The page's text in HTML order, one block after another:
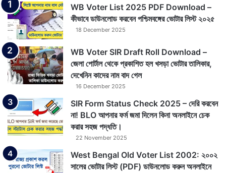
WB Voter List 2025 PDF Download –
কীভাবে ডাউনলোড করবেন পশ্চিমবঙ্গের ভোটার লিস্ট ২০২৫
18 December 2025
WB Voter SIR Draft Roll Download –
জেলা পোর্টাল থেকে প্রকাশিত হল খসড়া ভোটার তালিকার,
দেখেনিন কাদের নাম বাদ গেল
16 December 2025
SIR Form Status Check 2025 – দেরি করবেন
না! BLO আপনার ফর্ম জমা দিলেন কিনা অনলাইনে চেক
করার সহজ পদ্ধতি।
22 November 2025
West Bengal Old Voter List 2002: ২০০২
সালের ভোটার লিস্ট (PDF) ডাউনলোড করুন অনলাইনে